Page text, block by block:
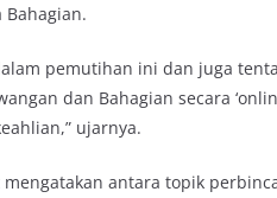
Bahagian.
pemutihan ini dan juga
dan Bahagian secara
ujarnya.
antara topik